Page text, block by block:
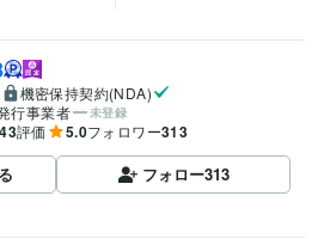
機密保持契約(NDA)
行事業者
未登録
評価 5.0フォロワー313
フォロー313